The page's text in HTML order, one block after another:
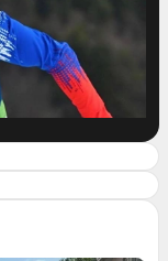
духом